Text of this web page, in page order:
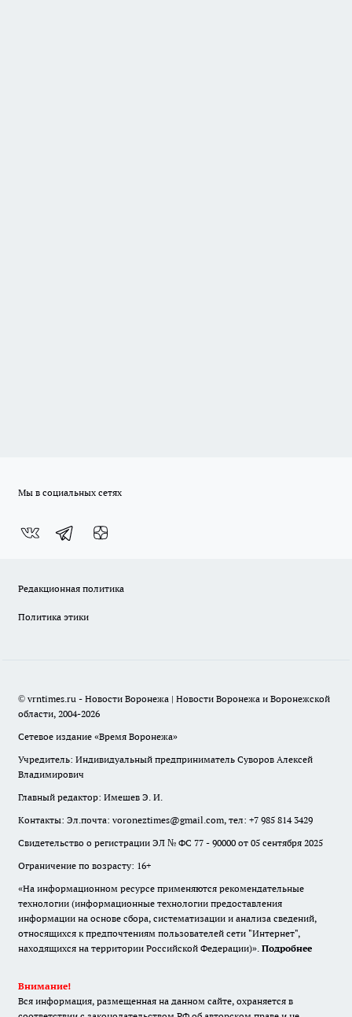
Мы в социальных сетях
Редакционная политика
Политика этики
© vrntimes.ru - Новости Воронежа | Новости Воронежа и Воронежской
области, 2004-2026
Сетевое издание «Время Воронежа»
Учредитель: Индивидуальный предприниматель Суворов Алексей
Владимирович
Главный редактор: Имешев Э. И.
Контакты: Эл.почта: voroneztimes@gmail.com, тел: +7 985 814 3429
Свидетельство о регистрации ЭЛ № ФС 77 - 90000 от 05 сентября 2025
Ограничение по возрасту: 16+
«На информационном ресурсе применяются рекомендательные
технологии (информационные технологии предоставления
информации на основе сбора, систематизации и анализа сведений,
относящихся к предпочтениям пользователей сети "Интернет",
находящихся на территории Российской Федерации)». Подробнее
Внимание!
Вся информация, размещенная на данном сайте, охраняется в